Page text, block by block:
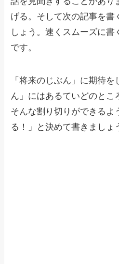
げる。そして次の記事を書
しょう。速くスムーズに
です。
「将来のじぶん」に期待
ん」にはあるていどのとこ
そんな割り切りができるよ
る！」と決めて書きましょ